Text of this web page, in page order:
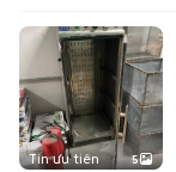
Tin ưu tiên 5